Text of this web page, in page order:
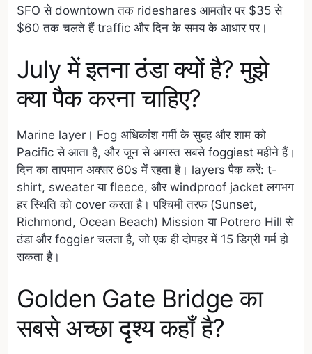
SFO से downtown तक rideshares आमतौर पर $35 से
$60 तक चलते हैं traffic और दिन के समय के आधार पर।
July में इतना ठंडा क्यों है? मुझे
क्या पैक करना चाहिए?
Marine layer। Fog अधिकांश गर्मी के सुबह और शाम को
Pacific से आता है, और जून से अगस्त सबसे foggiest महीने हैं।
दिन का तापमान अक्सर 60s में रहता है। layers पैक करें: t-
shirt, sweater या fleece, और windproof jacket लगभग
हर स्थिति को cover करता है। पश्चिमी तरफ (Sunset,
Richmond, Ocean Beach) Mission या Potrero Hill से
ठंडा और foggier चलता है, जो एक ही दोपहर में 15 डिग्री गर्म हो
सकता है।
Golden Gate Bridge का
सबसे अच्छा दृश्य कहाँ है?